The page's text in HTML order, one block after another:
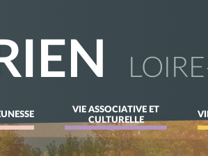
VIE ASSOCIATIVE ET
CULTURELLE